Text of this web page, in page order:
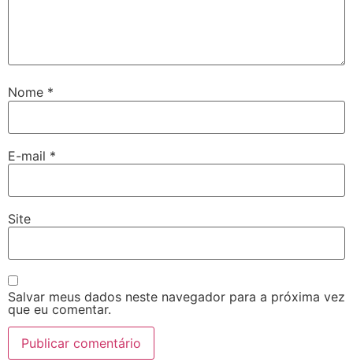
Nome *
E-mail *
Site
Salvar meus dados neste navegador para a próxima vez
que eu comentar.